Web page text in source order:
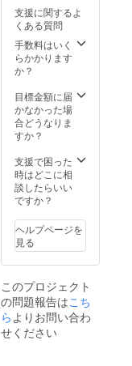
みやぎ」＆
ミヤギテレ
ビ夕方県内
ニュース
平成25年 ７
月27日 海
水浴場「マ
イビーチ
鬼ヶ浜」海
開き(河北新
報掲載)
月31日 ラ
ジオ関西
「時間で
す！林編集
長」生出演
平成25年 8
月 2日
54分。
⑤有効
期限：
令和3年
月(要、
予約
☎090-
桂島桟
橋でお
迎えし
ます。
(何時の
るかご
連絡く
ださ
い。) ④
午後2
時：昼
食(牡蠣
及び季
の食材
でお任
せ！) ⑤
夕食は
漁師料
理で懇
親。 ⑥
お帰り
は翌日
支援に関するよ
くある質問
手数料はいく
らかかります
か？
目標金額に届
かなかった場
合どうなりま
すか？
支援で困った
時はどこに相
談したらいい
ですか？
ヘルプページを
見る
このプロジェクト
の問題報告はこち
ら よりお問い合わ
せください